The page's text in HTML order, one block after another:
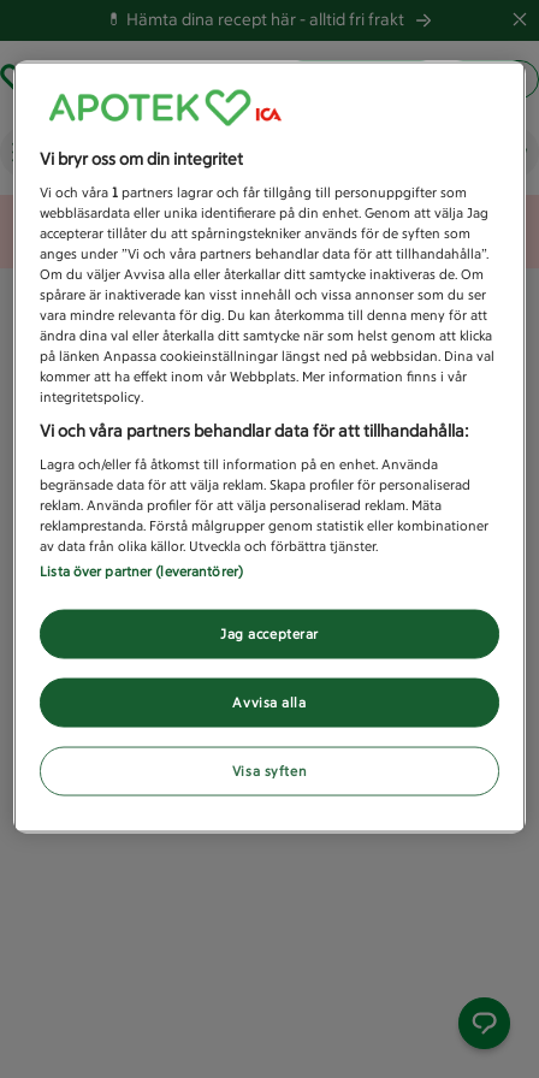
💊 Hämta dina recept här -alltid fri frakt
Vad letar du efter idag?
Unknown error
Vi bryr oss om din integritet
Vi och våra1 partners lagrar och får tillgång till personuppgifter som
webbläsardata eller unika identifierare på din enhet. Genom att välja Jag
accepterar tillåter du att spårningstekniker används för de syften som
anges under ”Vi och våra partners behandlar data för att tillhandahålla”.
Om du väljer Avvisa alla eller återkallar ditt samtycke inaktiveras de. Om
spårare är inaktiverade kan visst innehåll och vissa annonser som du ser
vara mindre relevanta för dig. Du kan återkomma till denna meny för att
ändra dina val eller återkalla ditt samtycke när som helst genom att klicka
på länken Anpassa cookieinställningar längst ned på webbsidan. Dina val
kommer att ha effekt inom vår Webbplats. Mer information finns i vår
integritetspolicy.
Vi och våra partners behandlar data för att tillhandahålla:
Lagra och/eller få åtkomst till information på en enhet. Använda
begränsade data för att välja reklam. Skapa profiler för personaliserad
reklam. Använda profiler för att välja personaliserad reklam. Mäta
reklamprestanda. Förstå målgrupper genom statistik eller kombinationer
av data från olika källor. Utveckla och förbättra tjänster.
Lista över partner (leverantörer)
Avvisa alla
Jag accepterar
Visa syften